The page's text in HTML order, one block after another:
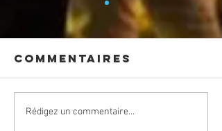
CONCERT
Commentaires
Rédigez un commentaire...